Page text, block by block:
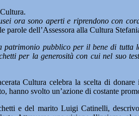
ora sono aperti e riprendono con
parole dell’Assessora alla Cultura
patrimonio pubblico per il bene di tutta
per la generosità con cui nel suo
Cultura celebra la scelta di
hanno svolto un’azione di costante
e del marito Luigi Catinelli,